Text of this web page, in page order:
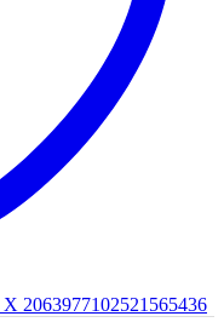
X 2063977102521565436